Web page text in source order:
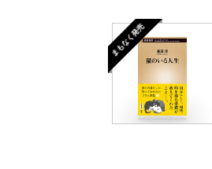
まもなく発売